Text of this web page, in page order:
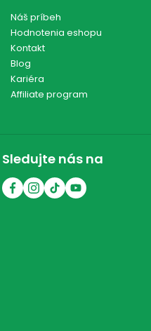
Náš príbeh
Hodnotenia eshopu
Kontakt
Blog
Kariéra
Affiliate program
Sledujte nás na